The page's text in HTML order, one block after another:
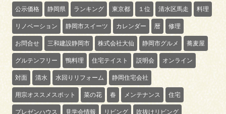
公示価格 静岡県 ランキング 東京都 １位 清水区馬走 料理
リノベーション 静岡市スイーツ カレンダー 暦 修理
お問合せ 三和建設静岡市 株式会社大仙 静岡市グルメ 蕎麦屋
グルテンフリー 鴨料理 住宅テイスト 説明会 オンライン
対面 清水 水回りリフォーム 静岡住宅会社
用宗オススメスポット 菜の花 春 メンテナンス 住宅
プレゼンハウス 見学会情報 リビング 吹抜けリビング